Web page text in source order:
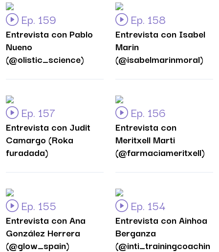
Ep. 159
Entrevista con Pablo
Nueno
(@olistic_science)
Ep. 158
Entrevista con Isabel
Marin
(@isabelmarinmoral)
Ep. 157
Entrevista con Judit
Camargo (Roka
furadada)
Ep. 156
Entrevista con
Meritxell Marti
(@farmaciameritxell)
Ep. 155
Entrevista con Ana
González Herrera
(@glow_spain)
Ep. 154
Entrevista con Ainhoa
Berganza
(@inti_trainingcoachin